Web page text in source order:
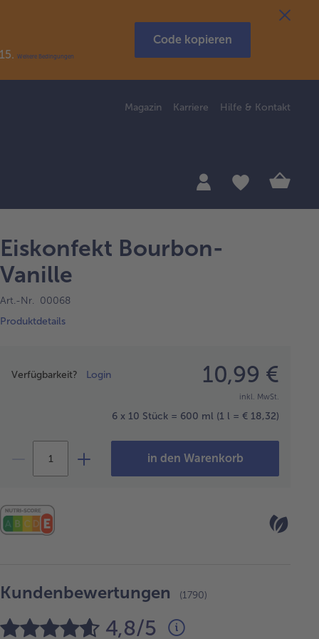
Weitere Bedingungen
Code kopieren
Magazin Karriere Hilfe & Kontakt
Eiskonfekt Bourbon-
Vanille
Art.-Nr. 00068
Produktdetails
Verfügbarkeit? Login 10,99 €
inkl. MwSt.
6 x 10 Stück = 600 ml (1 l = € 18,32)
in den Warenkorb
Kundenbewertungen (1790)
4,8/5